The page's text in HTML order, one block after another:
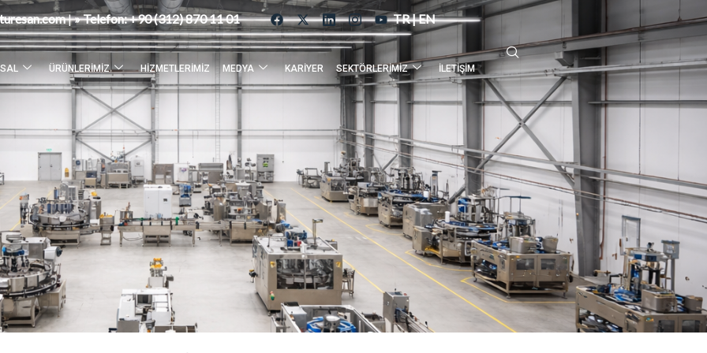
|» Telefon:+90 (312) 870 11 01 TR|EN
ÜRÜNLERIMIZ HIZMETLERIMIZ MEDYA KARIYER SEKTÖRLERIMIZ İLETIŞIM